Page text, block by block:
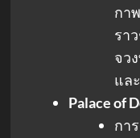
กา
รา
จว
แล
Palace of
กา